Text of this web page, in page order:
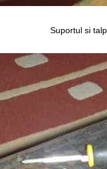
Suportul si